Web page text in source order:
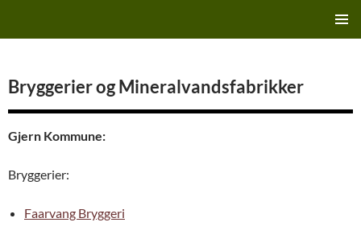
Bryggerier og Mineralvandsfabrikker
Gjern Kommune:
Bryggerier:
Faarvang Bryggeri